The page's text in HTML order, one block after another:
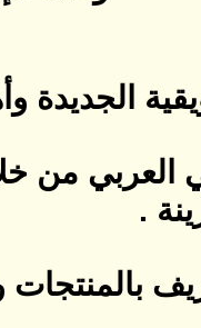
الجديدة
العربي من
.